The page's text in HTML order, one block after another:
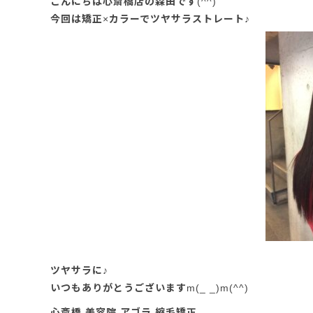
今回は矯正×カラーでツヤサラストレート♪
ツヤサラに♪
いつもありがとうございますm(_ _)m(^^)